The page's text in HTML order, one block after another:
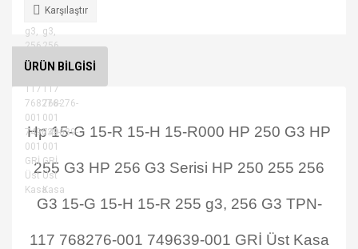
Karşılaştır
ÜRÜN BİLGİSİ
Hp 15-G 15-R 15-H 15-R000 HP 250 G3 HP
255 G3 HP 256 G3 Serisi HP 250 255 256
G3 15-G 15-H 15-R 255 g3, 256 G3 TPN-
117 768276-001 749639-001 GRİ Üst Kasa